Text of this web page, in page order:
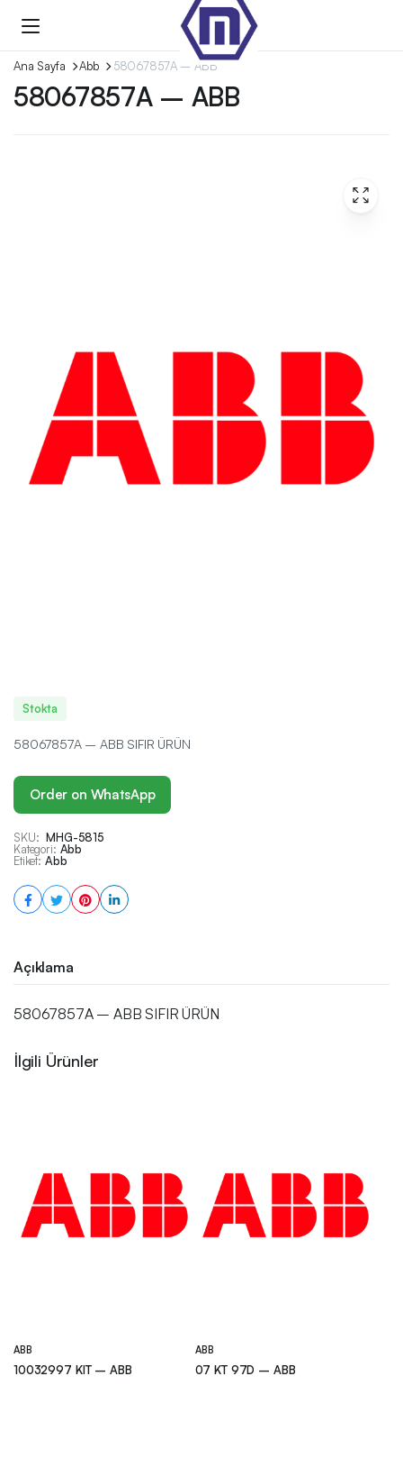
Ana Sayfa Abb 58067857A – ABB
58067857A – ABB
Stokta
58067857A – ABB SIFIR ÜRÜN
Order on WhatsApp
SKU: MHG-5815
Kategori: Abb
Etiket: Abb
Açıklama
58067857A – ABB SIFIR ÜRÜN
İlgili Ürünler
ABB
10032997 KIT – ABB
ABB
07 KT 97D – ABB